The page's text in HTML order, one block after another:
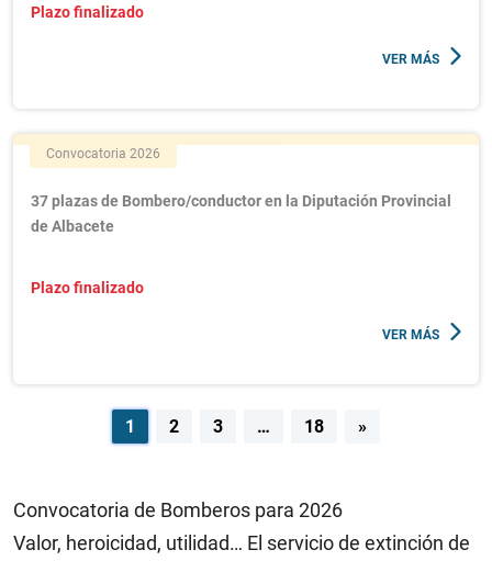
Plazo finalizado
VER MÁS
Convocatoria 2026
37 plazas de Bombero/conductor en la Diputación Provincial
de Albacete
Plazo finalizado
VER MÁS
Navegación
entradas
1 2 3 … 18 »
Convocatoria de Bomberos para 2026
Valor, heroicidad, utilidad… El servicio de extinción de